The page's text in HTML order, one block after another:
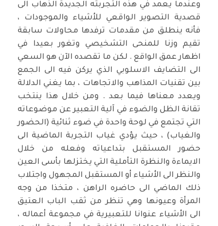
وعندما يعمد في هذه التجربته الجديدة الذهاب الى
قصدية التصوير الواقعي للأشياء والموجودات ،
فأنه ينطلق من مقدمات ترفدها محاولات سابقة
تقيم وزنا للمنحى التشخيصي وتغور بعيدا في
اظهار عمق الواقع . لكن ما تقصده الآن هو السعي
الى التضايف الاسلوبي الذي يركن فيه الى الجمع
بين تقنيات المذاهب والاتجاهات ، بما يغني الدلالة
ويعدد معناها فيما بعد . ومن خلال هذا ينتخب
تقانة الظل والضوء في آلية التعبير عن موضوعاته
التي تجتمع في لوحة واحدة في ضوء ثنائية (الحضور
والغياب) ، حيث يؤدي غياب التجربة الماضية الى
حضور المستقبل بتداعياته وفعله من خلال
الايماءة والنظرة التأملية التي يختزلها بأسى العين
والنظر الى الأشياء أو المستقبل المجهول واجتلاب
ذلك الماضي الى حاضره الراهن ، متخذا من وجه
المرأة وعيونها وهي تنظر من ثقب الباب العتيق
الى الأشياء عنوانا للتعبيرية في مجموعة أعماله ،